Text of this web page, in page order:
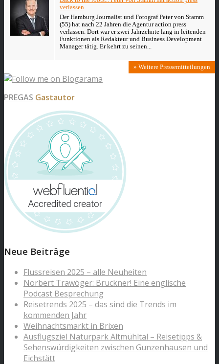
verlassen
Der Hamburg Journalist und Fotograf Peter von Stamm
(55) hat nach 22 Jahren die Agentur action press
verlassen. Dort war er zwei Jahrzehnte lang in leitenden
Funktionen als Redakteur und Business Development
Manager tätig. Er kehrt zu seinen...
» Weitere Pressemitteilungen
PREGAS Gastautor
Neue Beiträge
Flussreisen 2025 – alle Neuheiten
Norbert Trawöger: Bruckner! Eine englische
Podcast Besprechung
Reisetrends 2025 – das sind die Trends im
kommenden Jahr
Weihnachtsmarkt in Brixen
Ausflugsziel Naturpark Altmühltal – Reisetipps &
Sehenswürdigkeiten zwischen Gunzenhausen und
Eichstätt